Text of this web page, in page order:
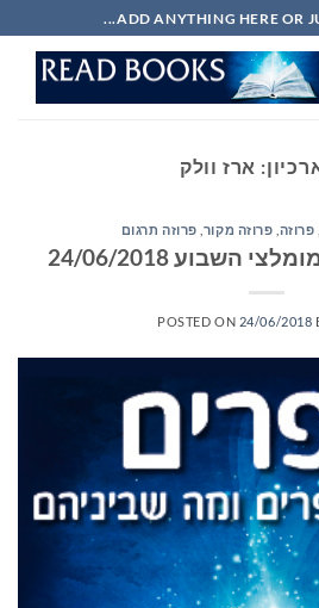
ADD ANYTHING HERE OR
ארז וולק
פרוזה פרוזה מקור פרוזה תרגום
השבוע 24/06/2018
POSTED ON 24/06/2018